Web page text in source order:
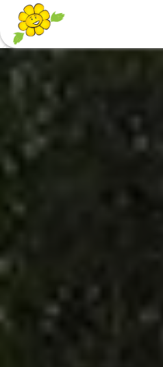
Panneau de gestion des cookies